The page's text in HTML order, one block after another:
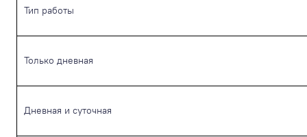
Тип работы
Только дневная
Дневная и суточная